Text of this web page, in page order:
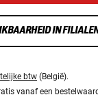
IN
btw (België).
vanaf een